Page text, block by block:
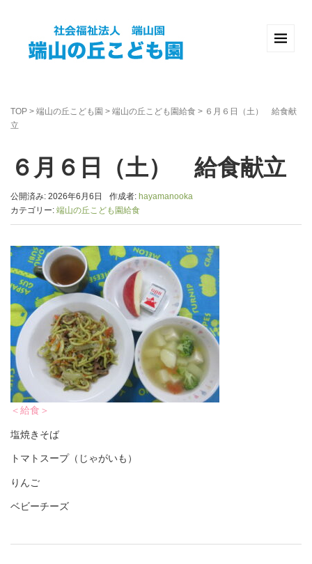
TOP > 端山の丘こども園 > 端山の丘こども園給食 > ６月６日（土） 給食献
立
６月６日（土） 給食献立
公開済み: 2026年6月6日 作成者: hayamanooka
カテゴリー: 端山の丘こども園給食
＜給食＞
塩焼きそば
トマトスープ（じゃがいも）
りんご
ベビーチーズ